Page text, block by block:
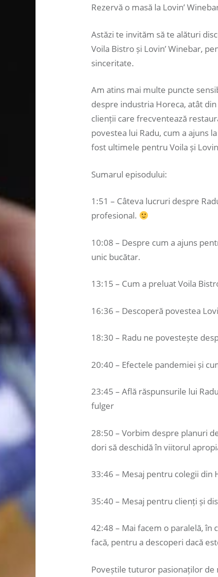
Rezervă o masă la Lovin’
Astăzi te invităm să te alături
Voila Bistro și Lovin’ Winebar,
sinceritate.
Am atins mai multe puncte
despre industria Horeca, atât
clienții care frecventează
povestea lui Radu, cum a ajuns
fost ultimele pentru Voila și
Sumarul episodului:
1:51 – Câteva lucruri despre
profesional.
10:08 – Despre cum a ajuns
unic bucătar.
13:15 – Cum a preluat Voila
16:36 – Descoperă povestea
18:30 – Radu ne povestește
20:40 – Efectele pandemiei și
23:45 – Află răspunsurile lui
fulger
28:50 – Vorbim despre planuri
dori să deschidă în viitorul
33:46 – Mesaj pentru colegii din
35:40 – Mesaj pentru clienți și
42:48 – Mai facem o paralelă, în
facă, pentru a descoperi dacă
Poveștile tuturor pasionaților de